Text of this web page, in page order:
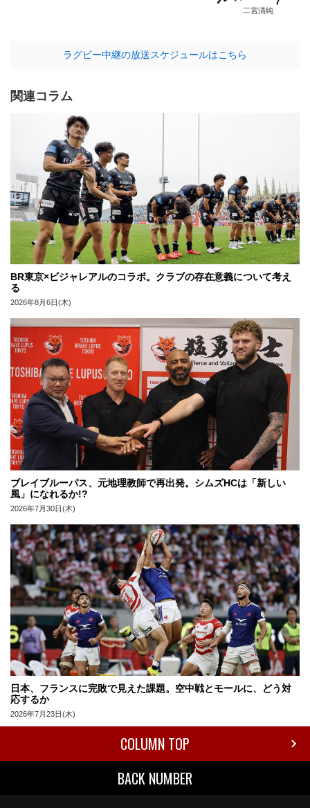
二宮清純
ラグビー中継の放送スケジュールはこちら
関連コラム
BR東京×ビジャレアルのコラボ。クラブの存在意義について考え
る
2026年8月6日(木)
ブレイブルーパス、元地理教師で再出発。シムズHCは「新しい
風」になれるか!?
2026年7月30日(木)
日本、フランスに完敗で見えた課題。空中戦とモールに、どう対
応するか
2026年7月23日(木)
COLUMN TOP
BACK NUMBER